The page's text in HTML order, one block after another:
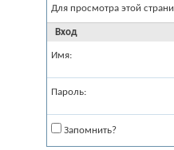
Для просмотра этой
Вход
Имя:
Пароль:
Запомнить?